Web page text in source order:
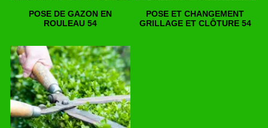
POSE DE GAZON EN
ROULEAU 54
POSE ET CHANGEMENT
GRILLAGE ET CLÔTURE 54